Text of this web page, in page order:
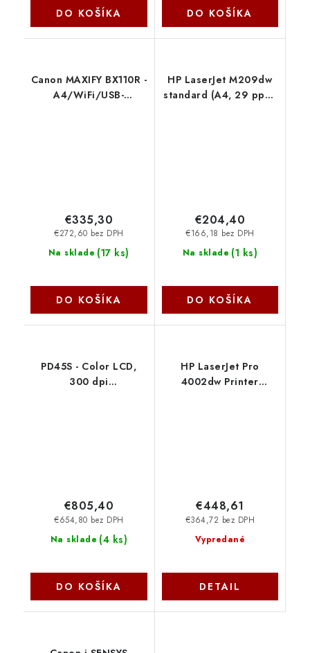
DO KOŠÍKA DO KOŠÍKA
Canon MAXIFY BX110R -
A4/WiFi/USB-
Na sklade (17 ks)
€272,60 bez DPH
€335,30
DO KOŠÍKA
HP LaserJet M209dw
standard (A4, 29 ppm,
Na sklade (1 ks)
€166,18 bez DPH
€204,40
DO KOŠÍKA
PD45S - Color LCD,
300 dpi
Na sklade (4 ks)
€654,80 bez DPH
€805,40
DO KOŠÍKA
HP LaserJet Pro
4002dw Printer
Vypredané
€364,72 bez DPH
€448,61
DETAIL